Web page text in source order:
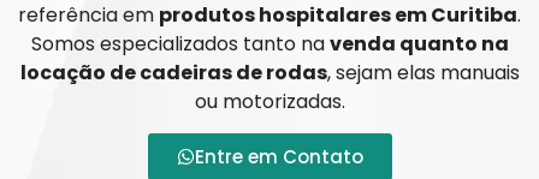
referência em produtos hospitalares em Curitiba.
Somos especializados tanto navenda quanto na
locação de cadeiras de rodas, sejam elas manuais
ou motorizadas.
Entre em Contato